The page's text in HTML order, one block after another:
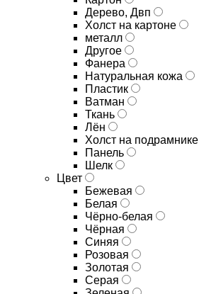
Дерево, Двп
Холст на картоне
металл
Другое
Фанера
Натуральная кожа
Пластик
Ватман
Ткань
Лён
Холст на подрамнике
Панель
Шелк
Цвет
Бежевая
Белая
Чёрно-белая
Чёрная
Синяя
Розовая
Золотая
Серая